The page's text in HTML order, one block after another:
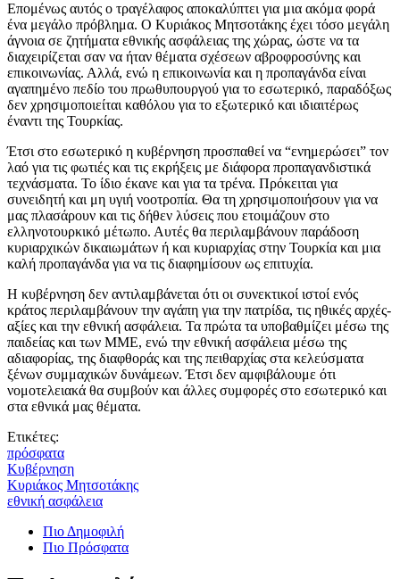
Επομένως αυτός ο τραγέλαφος αποκαλύπτει για μια ακόμα φορά
ένα μεγάλο πρόβλημα. Ο Κυριάκος Μητσοτάκης έχει τόσο μεγάλη
άγνοια σε ζητήματα εθνικής ασφάλειας της χώρας, ώστε να τα
διαχειρίζεται σαν να ήταν θέματα σχέσεων αβροφροσύνης και
επικοινωνίας. Αλλά, ενώ η επικοινωνία και η προπαγάνδα είναι
αγαπημένο πεδίο του πρωθυπουργού για το εσωτερικό, παραδόξως
δεν χρησιμοποιείται καθόλου για το εξωτερικό και ιδιαιτέρως
έναντι της Τουρκίας.
Έτσι στο εσωτερικό η κυβέρνηση προσπαθεί να “ενημερώσει” τον
λαό για τις φωτιές και τις εκρήξεις με διάφορα προπαγανδιστικά
τεχνάσματα. Το ίδιο έκανε και για τα τρένα. Πρόκειται για
συνειδητή και μη υγιή νοοτροπία. Θα τη χρησιμοποιήσουν για να
μας πλασάρουν και τις δήθεν λύσεις που ετοιμάζουν στο
ελληνοτουρκικό μέτωπο. Αυτές θα περιλαμβάνουν παράδοση
κυριαρχικών δικαιωμάτων ή και κυριαρχίας στην Τουρκία και μια
καλή προπαγάνδα για να τις διαφημίσουν ως επιτυχία.
Η κυβέρνηση δεν αντιλαμβάνεται ότι οι συνεκτικοί ιστοί ενός
κράτος περιλαμβάνουν την αγάπη για την πατρίδα, τις ηθικές αρχές-
αξίες και την εθνική ασφάλεια. Τα πρώτα τα υποβαθμίζει μέσω της
παιδείας και των ΜΜΕ, ενώ την εθνική ασφάλεια μέσω της
αδιαφορίας, της διαφθοράς και της πειθαρχίας στα κελεύσματα
ξένων συμμαχικών δυνάμεων. Έτσι δεν αμφιβάλουμε ότι
νομοτελειακά θα συμβούν και άλλες συμφορές στο εσωτερικό και
στα εθνικά μας θέματα.
Ετικέτες:
πρόσφατα
Κυβέρνηση
Κυριάκος Μητσοτάκης
εθνική ασφάλεια
Πιο Δημοφιλή
Πιο Πρόσφατα